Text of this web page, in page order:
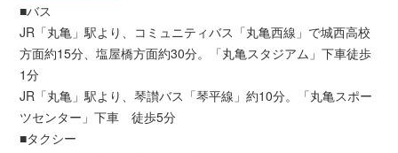
■バス
JR「丸亀」駅より、コミュニティバス「丸亀西線」で城西高校
方面約15分、塩屋橋方面約30分。「丸亀スタジアム」下車徒歩
1分
JR「丸亀」駅より、琴讃バス「琴平線」約10分。「丸亀スポー
ツセンター」下車 徒歩5分
■タクシー